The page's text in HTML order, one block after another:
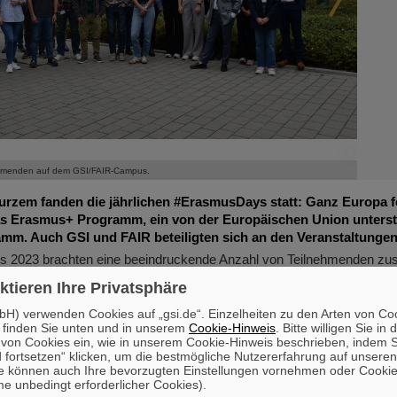
auf dem GSI/FAIR-Campus.
fanden die jährlichen #ErasmusDays statt: Ganz Europa
Erasmus+ Programm, ein von der Europäischen Union
Auch GSI und FAIR beteiligten sich an den
2023 brachten eine beeindruckende Anzahl von Teilnehmenden
und Vertretende von angesehenen Institutionen wie der
Darmstadt, dem Unite! - Netzwerk der Hochschulen für
und der Europäischen Technischen Universitäten
die Förderung einer stärkeren Zusammenarbeit, gemeinsamer
im Bereich der Wissenschaft und Technologie. Die Veranstaltung
von Professor Paolo Giubellino, dem Wissenschaftlichen
Ihre Privatsphäre
verwenden Cookies auf „gsi.de“. Einzelheiten zu den Arten von
Sie unten und in unserem Cookie-Hinweis . Bitte willigen Sie in
Cookies ein, wie in unserem Cookie-Hinweis beschrieben, indem
fortsetzen“ klicken, um die bestmögliche Nutzererfahrung auf
können auch Ihre bevorzugten Einstellungen vornehmen oder
unbedingt erforderlicher Cookies).